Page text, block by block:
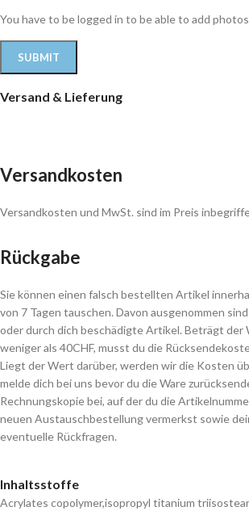
You have to be logged in to be able to add
Versand & Lieferung
Versandkosten
Versandkosten und MwSt. sind im Preis
Rückgabe
Sie können einen falsch bestellten Artikel
von 7 Tagen tauschen. Davon ausgenommen
oder durch dich beschädigte Artikel. Beträgt der
weniger als 40CHF, musst du die
Liegt der Wert darüber, werden wir die Kosten
melde dich bei uns bevor du die Ware
Rechnungskopie bei, auf der du die
neuen Austauschbestellung vermerkst sowie
eventuelle Rückfragen.
Inhaltsstoffe
Acrylates copolymer,isopropyl titanium